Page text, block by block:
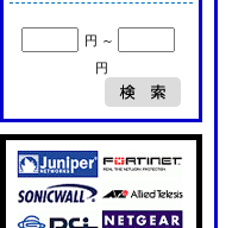
円 ～
円